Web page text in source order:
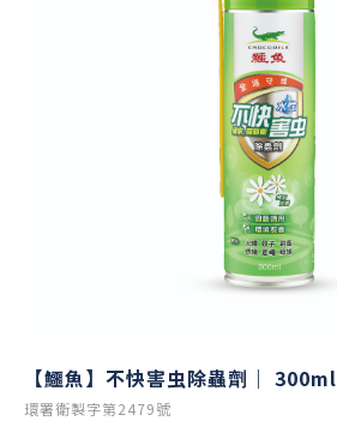
【鱷魚】不快害虫除蟲劑｜ 300ml
環署衛製字第2479號